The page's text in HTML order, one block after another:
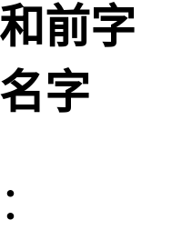
前字
字